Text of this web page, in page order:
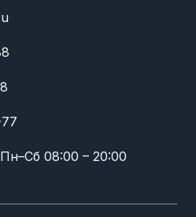
08:00 – 20:00